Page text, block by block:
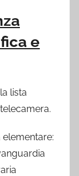
e
lista
elementare: